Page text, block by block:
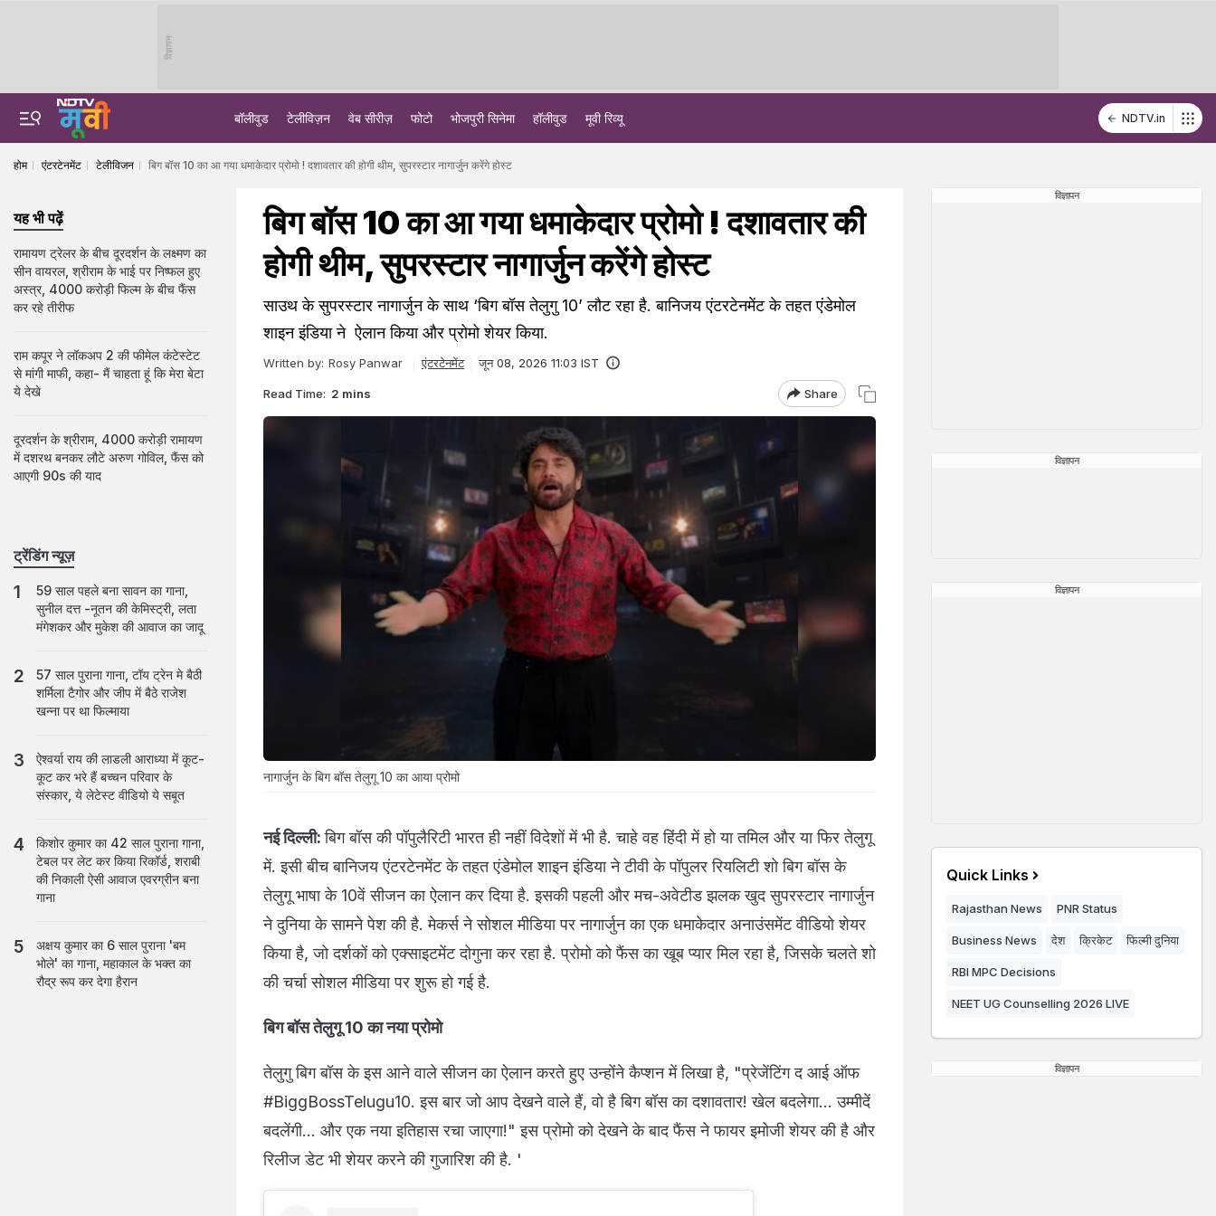
विज्ञापन
बॉलीवुड टेलीविज़न वेब सीरीज़ फोटो भोजपुरी सिनेमा हॉलीवुड मूवी रिव्यू NDTV.in
होम एंटरटेनमेंट टेलीविजन बिग बॉस 10 का आ गया धमाकेदार प्रोमो ! दशावतार की होगी थीम, सुपरस्टार नागार्जुन करेंगे होस्ट
बिग बॉस 10 का आ गया धमाकेदार प्रोमो ! दशावतार की
होगी थीम, सुपरस्टार नागार्जुन करेंगे होस्ट
साउथ के सुपरस्टार नागार्जुन के साथ ‘बिग बॉस तेलुगु 10’ लौट रहा है. बानिजय एंटरटेनमेंट के तहत एंडेमोल
शाइन इंडिया ने ऐलान किया और प्रोमो शेयर किया.
Written by: Rosy Panwar एंटरटेनमेंट जून 08, 2026 11:03 IST
Read Time: 2 mins Share
नागार्जुन के बिग बॉस तेलुगू 10 का आया प्रोमो
नई दिल्ली: बिग बॉस की पॉपुलैरिटी भारत ही नहीं विदेशों में भी है. चाहे वह हिंदी में हो या तमिल और या फिर तेलुगू
में. इसी बीच बानिजय एंटरटेनमेंट के तहत एंडेमोल शाइन इंडिया ने टीवी के पॉपुलर रियलिटी शो बिग बॉस के
तेलुगू भाषा के 10वें सीजन का ऐलान कर दिया है. इसकी पहली और मच-अवेटीड झलक खुद सुपरस्टार नागार्जुन
ने दुनिया के सामने पेश की है. मेकर्स ने सोशल मीडिया पर नागार्जुन का एक धमाकेदार अनाउंसमेंट वीडियो शेयर
किया है, जो दर्शकों को एक्साइटमेंट दोगुना कर रहा है. प्रोमो को फैंस का खूब प्यार मिल रहा है, जिसके चलते शो
की चर्चा सोशल मीडिया पर शुरू हो गई है.
बिग बॉस तेलुगू 10 का नया प्रोमो
तेलुगु बिग बॉस के इस आने वाले सीजन का ऐलान करते हुए उन्होंने कैप्शन में लिखा है, "प्रेजेंटिंग द आई ऑफ
#BiggBossTelugu10. इस बार जो आप देखने वाले हैं, वो है बिग बॉस का दशावतार! खेल बदलेगा... उम्मीदें
बदलेंगी... और एक नया इतिहास रचा जाएगा!" इस प्रोमो को देखने के बाद फैंस ने फायर इमोजी शेयर की है और
रिलीज डेट भी शेयर करने की गुजारिश की है. '
यह भी पढ़ें
रामायण ट्रेलर के बीच दूरदर्शन के लक्ष्मण का
सीन वायरल, श्रीराम के भाई पर निष्फल हुए
अस्त्र, 4000 करोड़ी फिल्म के बीच फैंस
कर रहे तीरीफ
राम कपूर ने लॉकअप 2 की फीमेल कंटेस्टेट
से मांगी माफी, कहा- मैं चाहता हूं कि मेरा बेटा
ये देखे
दूरदर्शन के श्रीराम, 4000 करोड़ी रामायण
में दशरथ बनकर लौटे अरुण गोविल, फैंस को
आएगी 90s की याद
ट्रेंडिंग न्यूज़
59 साल पहले बना सावन का गाना,
सुनील दत्त -नूतन की केमिस्ट्री, लता
मंगेशकर और मुकेश की आवाज का जादू
57 साल पुराना गाना, टॉय ट्रेन मे बैठी
शर्मिला टैगोर और जीप में बैठे राजेश
खन्ना पर था फिल्माया
ऐश्वर्या राय की लाडली आराध्या में कूट-
कूट कर भरे हैं बच्चन परिवार के
संस्कार, ये लेटेस्ट वीडियो ये सबूत
किशोर कुमार का 42 साल पुराना गाना,
टेबल पर लेट कर किया रिकॉर्ड, शराबी
की निकाली ऐसी आवाज एवरग्रीन बना
गाना
अक्षय कुमार का 6 साल पुराना 'बम
भोले' का गाना, महाकाल के भक्त का
रौद्र रूप कर देगा हैरान
विज्ञापन
विज्ञापन
विज्ञापन
Quick Links
Rajasthan News PNR Status
Business News देश क्रिकेट फिल्मी दुनिया
RBI MPC Decisions
NEET UG Counselling 2026 LIVE
विज्ञापन